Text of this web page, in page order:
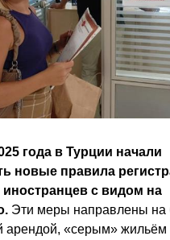
года в Турции начали
новые правила
иностранцев с видом на
Эти меры направлены на
арендой, «серым» жильём